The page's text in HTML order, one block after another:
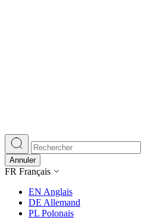
Annuler
FR Français
EN Anglais
DE Allemand
PL Polonais